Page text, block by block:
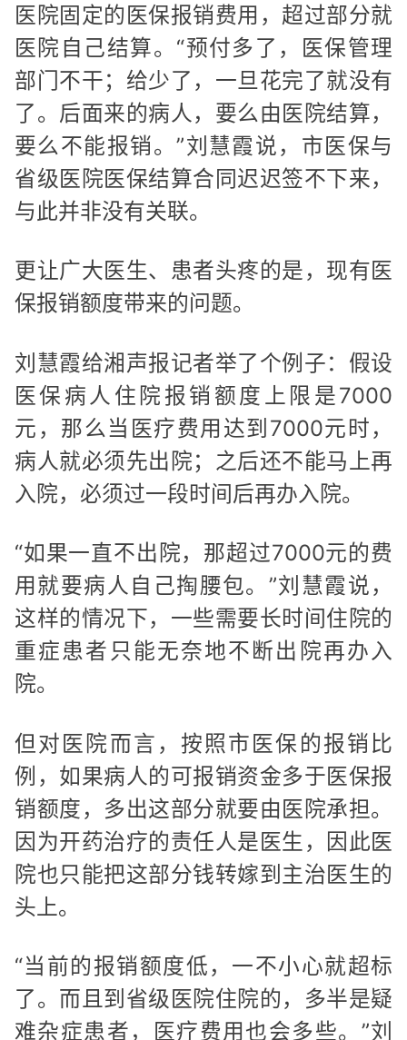
医院固定的医保报销费用，超过部分就
医院自己结算。“预付多了，医保管理
部门不干；给少了，一旦花完了就没有
了。后面来的病人，要么由医院结算，
要么不能报销。”刘慧霞说，市医保与
省级医院医保结算合同迟迟签不下来，
与此并非没有关联。
更让广大医生、患者头疼的是，现有医
保报销额度带来的问题。
刘慧霞给湘声报记者举了个例子：假设
医保病人住院报销额度上限是7000
元，那么当医疗费用达到7000元时，
病人就必须先出院；之后还不能马上再
入院，必须过一段时间后再办入院。
“如果一直不出院，那超过7000元的费
用就要病人自己掏腰包。”刘慧霞说，
这样的情况下，一些需要长时间住院的
重症患者只能无奈地不断出院再办入
院。
但对医院而言，按照市医保的报销比
例，如果病人的可报销资金多于医保报
销额度，多出这部分就要由医院承担。
因为开药治疗的责任人是医生，因此医
院也只能把这部分钱转嫁到主治医生的
头上。
“当前的报销额度低，一不小心就超标
了。而且到省级医院住院的，多半是疑
难杂症患者，医疗费用也会多些。”刘